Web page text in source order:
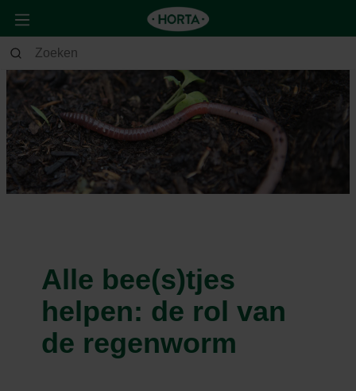
Alle bee(s)tjes
helpen: de rol van
de regenworm